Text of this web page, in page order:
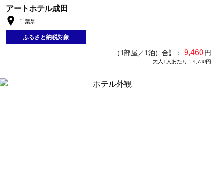
アートホテル成田
千葉県
ふるさと納税対象
（1部屋／1泊）合計： 9,460円
大人1人あたり：4,730円